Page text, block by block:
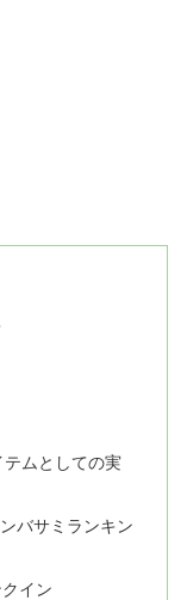
ムとしての実
バサミランキン
イン